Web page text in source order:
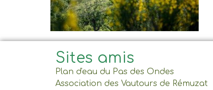
Sites amis
Plan d'eau du Pas des Ondes
Association des Vautours de Rémuzat